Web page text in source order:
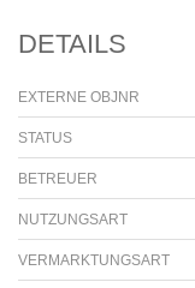
DETAILS
EXTERNE OBJNR
STATUS
BETREUER
NUTZUNGSART
VERMARKTUNGSART